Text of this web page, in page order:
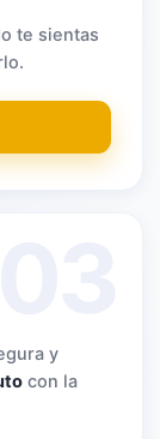
te sientas
y
con la